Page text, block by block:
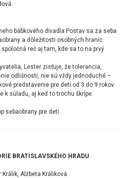
bábkového divadla Postav sa za seba
a dôležitosti osobných hraníc.
reč aj tam, kde sa to na prvý
Lester zisťuje, že tolerancia,
odlišností, nie sú vždy jednoduché –
predstavenie pre deti od 3 do 9 rokov
k súladu, aj keď to trochu škrípe.
sebaobrany pre deti.
BRATISLAVSKÉHO HRADU
Alžbeta Králiková